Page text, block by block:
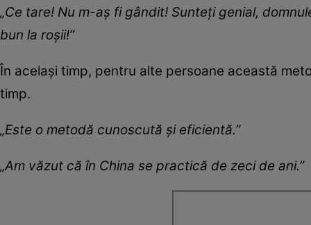
„Ce tare! Nu m-aș fi gândit! Sunteți genial,
bun la roșii!”
În același timp, pentru alte persoane această
timp.
„Este o metodă cunoscută și eficientă.”
„Am văzut că în China se practică de zeci de ani.”